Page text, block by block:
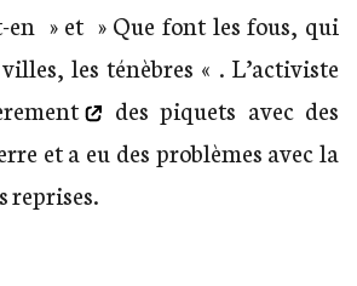
» et » Que font les fous, qui
les ténèbres « . L’activiste
des piquets avec des
et a eu des problèmes avec la
reprises.